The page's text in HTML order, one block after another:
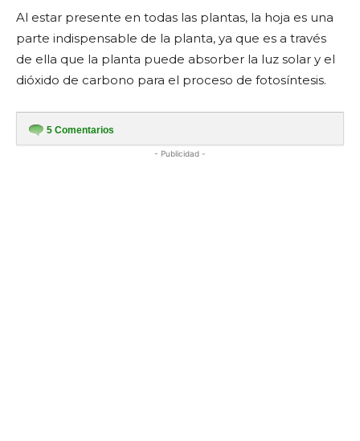
Al estar presente en todas las plantas, la hoja es una
parte indispensable de la planta, ya que es a través
de ella que la planta puede absorber la luz solar y el
dióxido de carbono para el proceso de fotosíntesis.
5 Comentarios
- Publicidad -